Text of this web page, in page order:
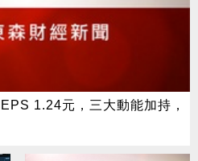
1.24元，三大動能加持，